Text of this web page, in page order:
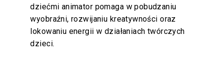
dziećmi animator pomaga w pobudzaniu
wyobraźni, rozwijaniu kreatywności oraz
lokowaniu energii w działaniach twórczych
dzieci.